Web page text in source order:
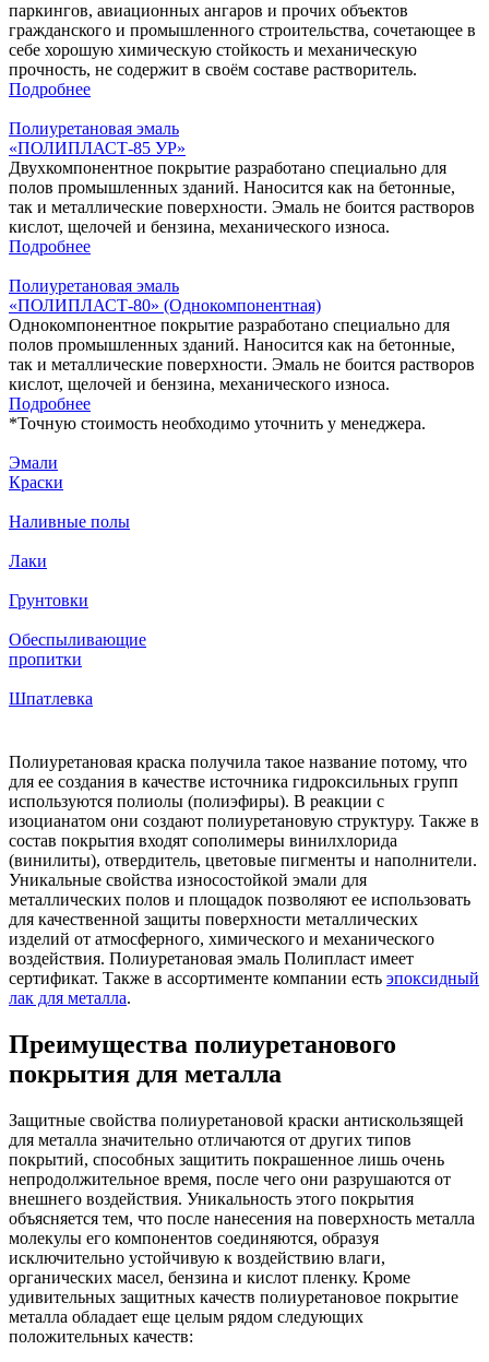
паркингов, авиационных ангаров и прочих объектов
гражданского и промышленного строительства, сочетающее в
себе хорошую химическую стойкость и механическую
прочность, не содержит в своём составе растворитель.
Подробнее
Полиуретановая эмаль
«ПОЛИПЛАСТ-85 УР»
Двухкомпонентное покрытие разработано специально для
полов промышленных зданий. Наносится как на бетонные,
так и металлические поверхности. Эмаль не боится растворов
кислот, щелочей и бензина, механического износа.
Подробнее
Полиуретановая эмаль
«ПОЛИПЛАСТ-80» (Однокомпонентная)
Однокомпонентное покрытие разработано специально для
полов промышленных зданий. Наносится как на бетонные,
так и металлические поверхности. Эмаль не боится растворов
кислот, щелочей и бензина, механического износа.
Подробнее
*Точную стоимость необходимо уточнить у менеджера.
Эмали
Краски
Наливные полы
Лаки
Грунтовки
Обеспыливающие
пропитки
Шпатлевка
Полиуретановая краска получила такое название потому, что
для ее создания в качестве источника гидроксильных групп
используются полиолы (полиэфиры). В реакции с
изоцианатом они создают полиуретановую структуру. Также в
состав покрытия входят сополимеры винилхлорида
(винилиты), отвердитель, цветовые пигменты и наполнители.
Уникальные свойства износостойкой эмали для
металлических полов и площадок позволяют ее использовать
для качественной защиты поверхности металлических
изделий от атмосферного, химического и механического
воздействия. Полиуретановая эмаль Полипласт имеет
сертификат. Также в ассортименте компании есть эпоксидный
лак для металла.
Преимущества полиуретанового
покрытия для металла
Защитные свойства полиуретановой краски антискользящей
для металла значительно отличаются от других типов
покрытий, способных защитить покрашенное лишь очень
непродолжительное время, после чего они разрушаются от
внешнего воздействия. Уникальность этого покрытия
объясняется тем, что после нанесения на поверхность металла
молекулы его компонентов соединяются, образуя
исключительно устойчивую к воздействию влаги,
органических масел, бензина и кислот пленку. Кроме
удивительных защитных качеств полиуретановое покрытие
металла обладает еще целым рядом следующих
положительных качеств: